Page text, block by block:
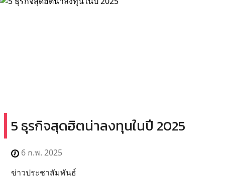
5 ธุรกิจสุดฮิตน่าลงทุนในปี 2025
6 ก.พ. 2025
ข่าวประชาสัมพันธ์